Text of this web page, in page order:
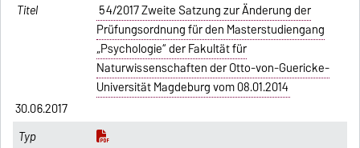
54/2017 Zweite Satzung zur Änderung der
Prüfungsordnung für den Masterstudiengang
„Psychologie“ der Fakultät für
Naturwissenschaften der Otto-von-Guericke-
Universität Magdeburg vom 08.01.2014
30.06.2017